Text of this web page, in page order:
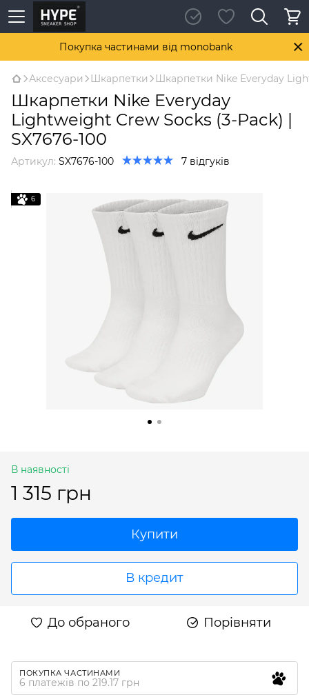
Покупка частинами від monobank
Аксесуари Шкарпетки Шкарпетки Nike Everyday
Шкарпетки Nike Everyday
Lightweight Crew Socks (3-Pack) |
SX7676-100
Артикул: SX7676-100 7 відгуків
6
В наявності
1 315 грн
Купити
В кредит
До обраного Порівняти
ПОКУПКА ЧАСТИНАМИ
6 платежів по 219.17 грн